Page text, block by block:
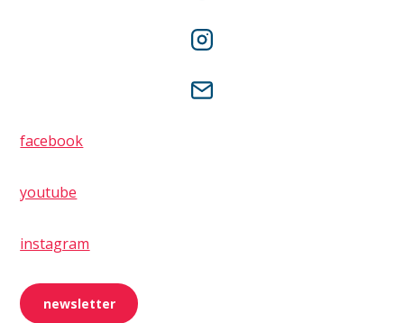
facebook
youtube
instagram
newsletter